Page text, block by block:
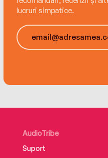
lucruri simpatice.
AudioTribe
Suport